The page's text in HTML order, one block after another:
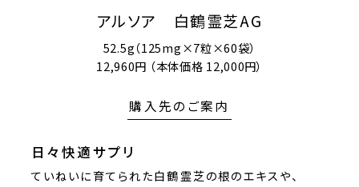
アルソア 白鶴霊芝AG
52.5g（125mg×7粒×60袋）
12,960円 （本体価格 12,000円）
購入先のご案内
日々快適サプリ
ていねいに育てられた白鶴霊芝の根のエキスや、